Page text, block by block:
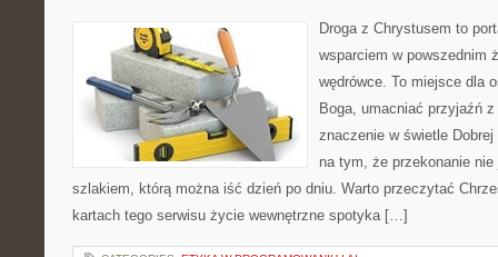
Droga z Chrystusem to
wsparciem w powszednim
wędrówce. To miejsce dla
Boga, umacniać przyjaźń
znaczenie w świetle Dobrej
na tym, że przekonanie
szlakiem, którą można iść dzień po dniu. Warto przeczytać
kartach tego serwisu życie wewnętrzne spotyka […]